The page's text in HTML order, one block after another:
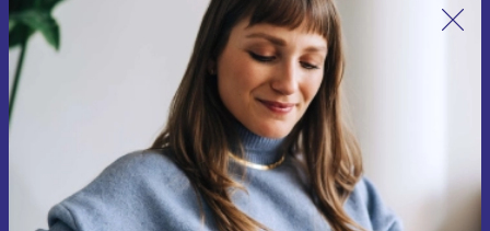
Zapisz się na nasz newsletter!
Nie przegap żadnej oferty.
Zarejestruj się